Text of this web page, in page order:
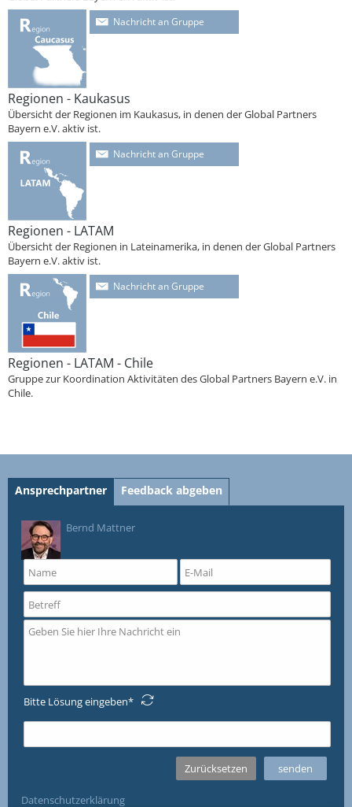
Nachricht an Gruppe
Regionen - Kaukasus
Übersicht der Regionen im Kaukasus, in denen der Global Partners
Bayern e.V. aktiv ist.
Nachricht an Gruppe
Regionen - LATAM
Übersicht der Regionen in Lateinamerika, in denen der Global Partners
Bayern e.V. aktiv ist.
Nachricht an Gruppe
Regionen - LATAM - Chile
Gruppe zur Koordination Aktivitäten des Global Partners Bayern e.V. in
Chile.
Ansprechpartner Feedback abgeben
Bernd Mattner
Bitte Lösung eingeben
Datenschutzerklärung